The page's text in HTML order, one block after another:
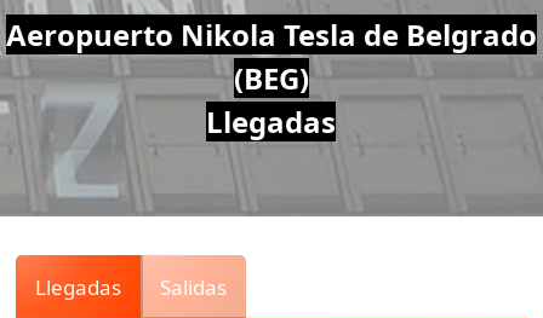
Air
Traffic
Live
Aeropuerto Nikola Tesla de Belgrado
(BEG)
Llegadas
Llegadas Salidas